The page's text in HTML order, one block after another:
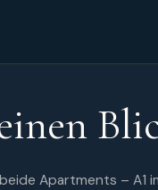
Apartments – A1